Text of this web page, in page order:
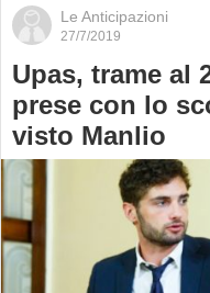
Le Anticipazioni
27/7/2019
Upas, trame al
prese con lo
visto Manlio